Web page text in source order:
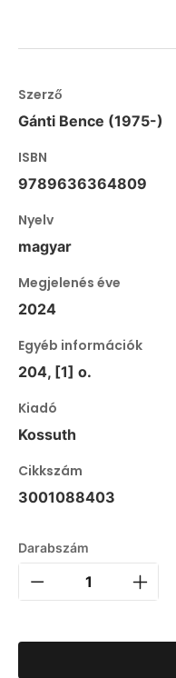
Szerző
Gánti Bence (1975-)
ISBN
9789636364809
Nyelv
magyar
Megjelenés éve
2024
Egyéb információk
204, [1] o.
Kiadó
Kossuth
Cikkszám
3001088403
Darabszám